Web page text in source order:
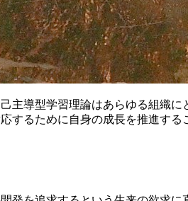
導型学習理論はあらゆる組織に
するために自身の成長を推進す